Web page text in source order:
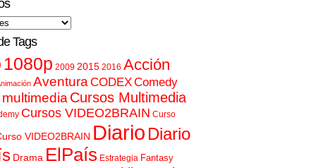
Tags
1080p 2009 2015 2016 Acción
AventuraCODEXComedy
Cursos Multimedia
Cursos VIDEO2BRAIN Curso
VIDEO2BRAIN Diario Diario
Drama ElPaís Estrategia Fantasy